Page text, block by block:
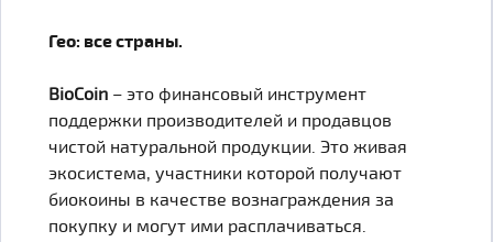
Гео: все страны.
BioСoin– это финансовый инструмент
поддержки производителей и продавцов
чистой натуральной продукции. Это живая
экосистема, участники которой получают
биокоины в качестве вознаграждения за
покупку и могут ими расплачиваться.